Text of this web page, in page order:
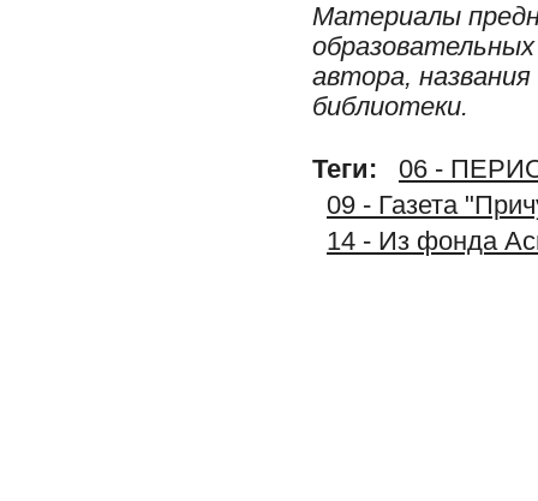
Материалы
автора,
библиотеки.
Теги:
06 -
09 - Газета
14 - Из фонда